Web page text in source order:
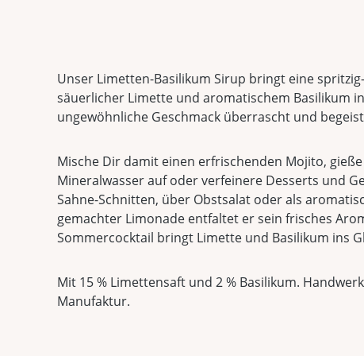
Unser Limetten-Basilikum Sirup bringt eine
säuerlicher Limette und aromatischem Basilikum
ungewöhnliche Geschmack überrascht und
Mische Dir damit einen erfrischenden Mojito,
Mineralwasser auf oder verfeinere Desserts und
Sahne-Schnitten, über Obstsalat oder als
gemachter Limonade entfaltet er sein frisches
Sommercocktail bringt Limette und Basilikum ins
Mit 15 % Limettensaft und 2 % Basilikum.
Manufaktur.